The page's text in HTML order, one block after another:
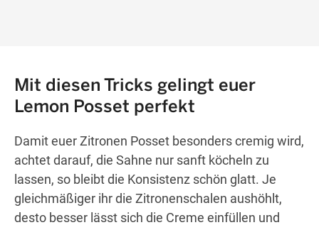
Mit diesen Tricks gelingt euer
Lemon Posset perfekt
Damit euer Zitronen Posset besonders cremig wird,
achtet darauf, die Sahne nur sanft köcheln zu
lassen, so bleibt die Konsistenz schön glatt. Je
gleichmäßiger ihr die Zitronenschalen aushöhlt,
desto besser lässt sich die Creme einfüllen und